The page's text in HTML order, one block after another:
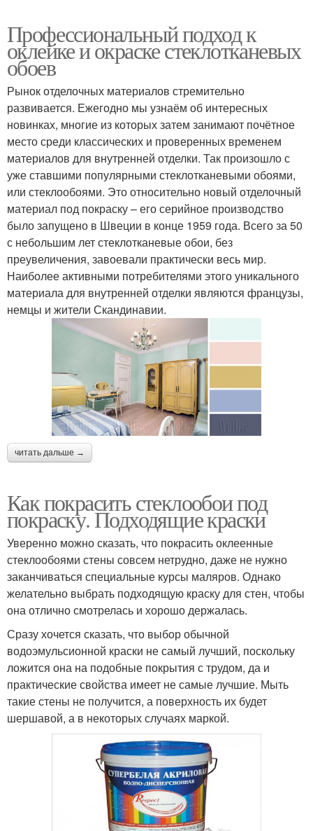
Профессиональный подход к
оклейке и окраске стеклотканевых
обоев
Рынок отделочных материалов стремительно
развивается. Ежегодно мы узнаём об интересных
новинках, многие из которых затем занимают почётное
место среди классических и проверенных временем
материалов для внутренней отделки. Так произошло с
уже ставшими популярными стеклотканевыми обоями,
или стеклообоями. Это относительно новый отделочный
материал под покраску – его серийное производство
было запущено в Швеции в конце 1959 года. Всего за 50
с небольшим лет стеклотканевые обои, без
преувеличения, завоевали практически весь мир.
Наиболее активными потребителями этого уникального
материала для внутренней отделки являются французы,
немцы и жители Скандинавии.
читать дальше →
Как покрасить стеклообои под
покраску. Подходящие краски
Уверенно можно сказать, что покрасить оклеенные
стеклообоями стены совсем нетрудно, даже не нужно
заканчиваться специальные курсы маляров. Однако
желательно выбрать подходящую краску для стен, чтобы
она отлично смотрелась и хорошо держалась.
Сразу хочется сказать, что выбор обычной
водоэмульсионной краски не самый лучший, поскольку
ложится она на подобные покрытия с трудом, да и
практические свойства имеет не самые лучшие. Мыть
такие стены не получится, а поверхность их будет
шершавой, а в некоторых случаях маркой.